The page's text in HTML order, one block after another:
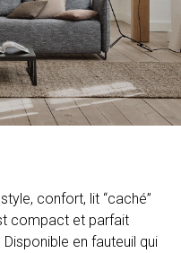
confort, lit “caché”
compact et parfait
en fauteuil qui